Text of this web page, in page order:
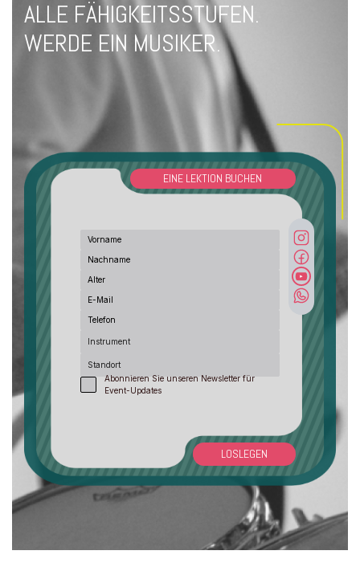
ALLE FÄHIGKEITSSTUFEN.
WERDE EIN MUSIKER.
Instrument
Standort
Abonnieren Sie unseren Newsletter für
Event-Updates
EINE LEKTION BUCHEN
LOSLEGEN